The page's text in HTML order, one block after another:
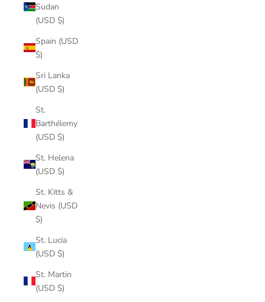
Sudan
(USD $)
Spain (USD
$)
Sri Lanka
(USD $)
St.
Barthélemy
(USD $)
St. Helena
(USD $)
St. Kitts &
Nevis (USD
$)
St. Lucia
(USD $)
St. Martin
(USD $)